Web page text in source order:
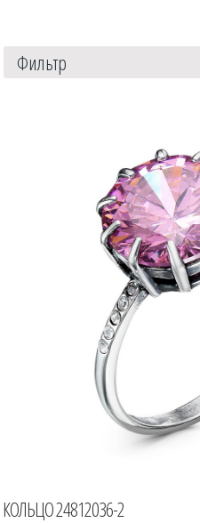
Фильтр
КОЛЬЦО 24812036-2